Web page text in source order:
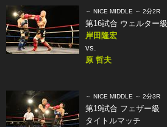
～ NICE MIDDLE ～ 2分2R
第16試合 ウェルター級
岸田隆宏
vs.
原 哲夫
～ NICE MIDDLE ～ 2分3R
第19試合 フェザー級
タイトルマッチ